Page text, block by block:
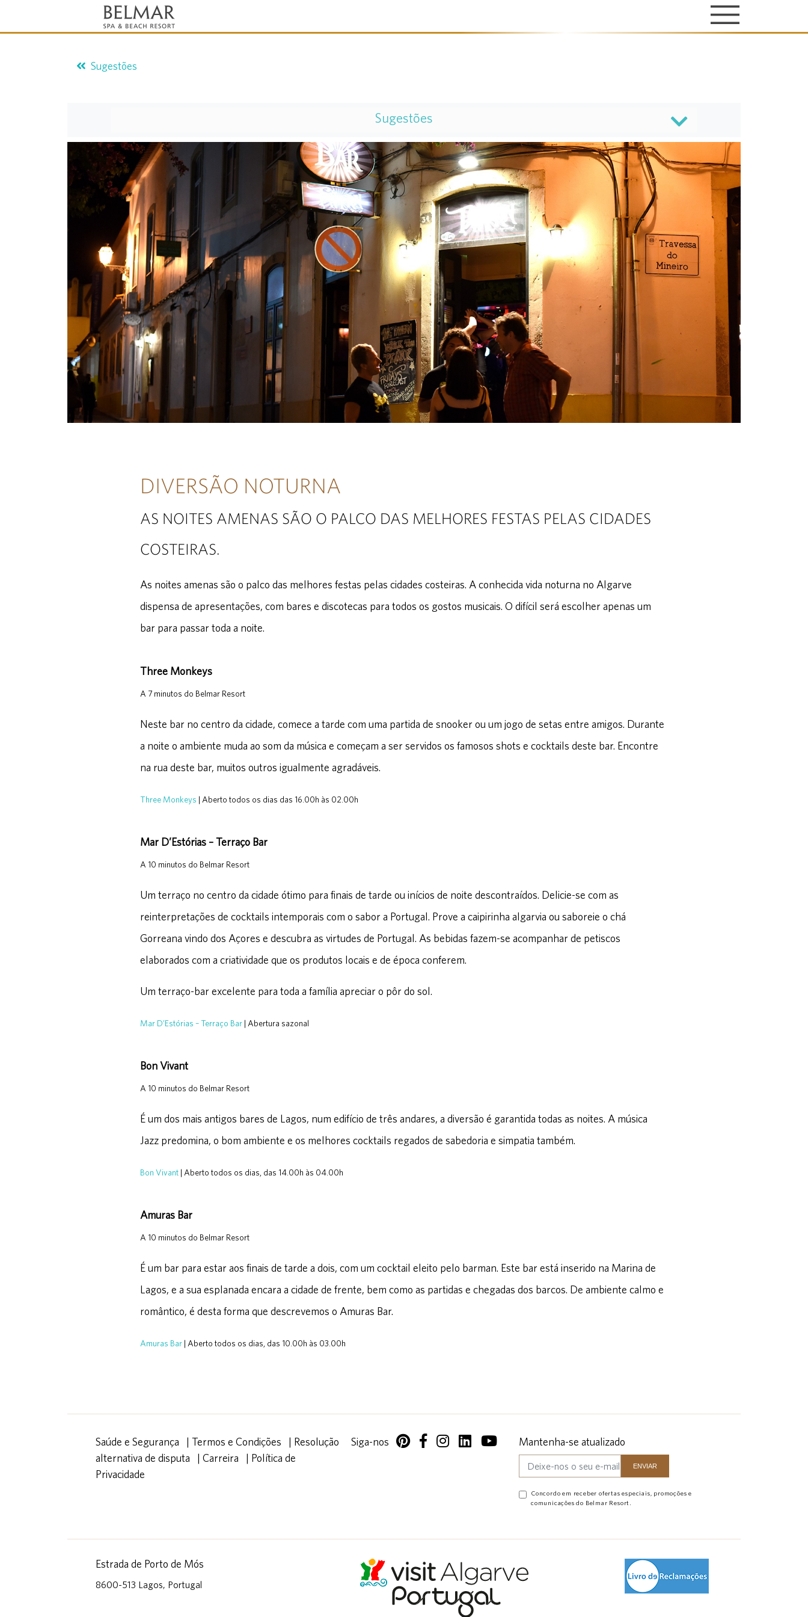
Sugestões
Sugestões
DIVERSÃO NOTURNA
AS NOITES AMENAS SÃO O PALCO DAS MELHORES FESTAS PELAS CIDADES
COSTEIRAS.
As noites amenas são o palco das melhores festas pelas cidades costeiras. A conhecida vida noturna no Algarve
dispensa de apresentações, com bares e discotecas para todos os gostos musicais. O difícil será escolher apenas um
bar para passar toda a noite.
Three Monkeys
A 7 minutos do Belmar Resort
Neste bar no centro da cidade, comece a tarde com uma partida de snooker ou um jogo de setas entre amigos. Durante
a noite o ambiente muda ao som da música e começam a ser servidos os famosos shots e cocktails deste bar. Encontre
na rua deste bar, muitos outros igualmente agradáveis.
Three Monkeys | Aberto todos os dias das 16.00h às 02.00h
Mar D’Estórias – Terraço Bar
A 10 minutos do Belmar Resort
Um terraço no centro da cidade ótimo para finais de tarde ou inícios de noite descontraídos. Delicie-se com as
reinterpretações de cocktails intemporais com o sabor a Portugal. Prove a caipirinha algarvia ou saboreie o chá
Gorreana vindo dos Açores e descubra as virtudes de Portugal. As bebidas fazem-se acompanhar de petiscos
elaborados com a criatividade que os produtos locais e de época conferem.
Um terraço-bar excelente para toda a família apreciar o pôr do sol.
Mar D’Estórias – Terraço Bar| Abertura sazonal
Bon Vivant
A 10 minutos do Belmar Resort
É um dos mais antigos bares de Lagos, num edifício de três andares, a diversão é garantida todas as noites. A música
Jazz predomina, o bom ambiente e os melhores cocktails regados de sabedoria e simpatia também.
Bon Vivant | Aberto todos os dias, das 14.00h às 04.00h
Amuras Bar
A 10 minutos do Belmar Resort
É um bar para estar aos finais de tarde a dois, com um cocktail eleito pelo barman. Este bar está inserido na Marina de
Lagos, e a sua esplanada encara a cidade de frente, bem como as partidas e chegadas dos barcos. De ambiente calmo e
romântico, é desta forma que descrevemos o Amuras Bar.
Amuras Bar | Aberto todos os dias, das 10.00h às 03.00h
Saúde e Segurança | Termos e Condições | Resolução
alternativa de disputa
| Carreira | Política de
Privacidade
Siga-nos Mantenha-se atualizado
Concordo em receber ofertas especiais, promoções e
comunicações do Belmar Resort.
Estrada de Porto de Mós
8600-513 Lagos, Portugal